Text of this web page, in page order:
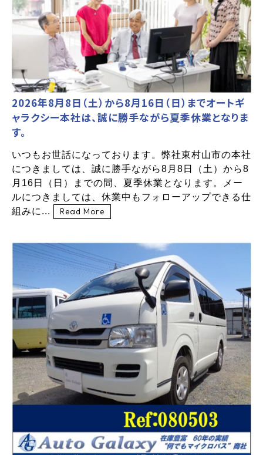
2026年8月8日（土）から8月16日（日）までオートギ
ャラクシー本社は、誠に勝手ながら夏季休業となりま
す。
いつもお世話になっております。弊社東村山市の本社
につきましては、誠に勝手ながら8月8日（土）から8
月16日（日）までの間、夏季休業となります。メー
ルにつきましては、休業中もフォローアップできる仕
組みに...
Read More